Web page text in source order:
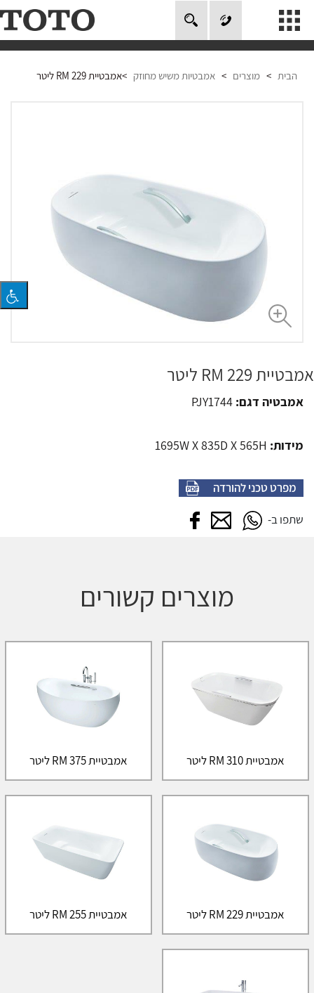
אודות
סרטונים
אחריות
צור קשר
Global
חיפוש
הבית > מוצרים > אמבטיות משיש מחוזק >אמבטיית RM 229 ליטר
אמבטיית RM 229 ליטר
אמבטיה דגם:
מידות: 1695W X 835D X 565H
מפרט טכני להורדה
שתפו ב- שתפו בווטסאפשתפו במייל
שתפו בפייסבוק
מוצרים קשורים
אמבטיית RM 310 ליטר אמבטיית RM 375 ליטר
אמבטיית RM 229 ליטר אמבטיית RM 255 ליטר